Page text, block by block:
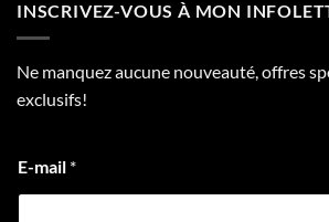
INSCRIVEZ-VOUS À MON
Ne manquez aucune nouveauté, offres
exclusifs!
E-mail *